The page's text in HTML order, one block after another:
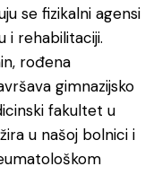
se fizikalni agensi
i rehabilitaciji.
rođena
gimnazijsko
fakultet u
u našoj bolnici i